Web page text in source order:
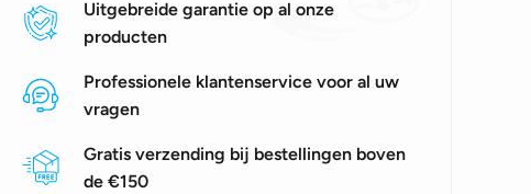
Uitgebreide garantie op al onze
producten
Professionele klantenservice voor al uw
vragen
Gratis verzending bij bestellingen boven
de €150